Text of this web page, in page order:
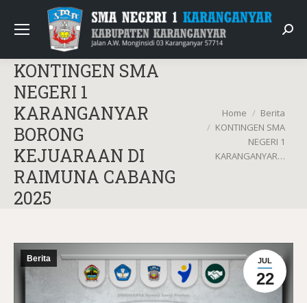
KONTINGEN SMA
NEGERI 1
KARANGANYAR
BORONG
KEJUARAAN DI
RAIMUNA CABANG
2025
You are here:
Home
Berita
KONTINGEN SMA
NEGERI 1
KARANGANYAR…
JUL
22
Berita